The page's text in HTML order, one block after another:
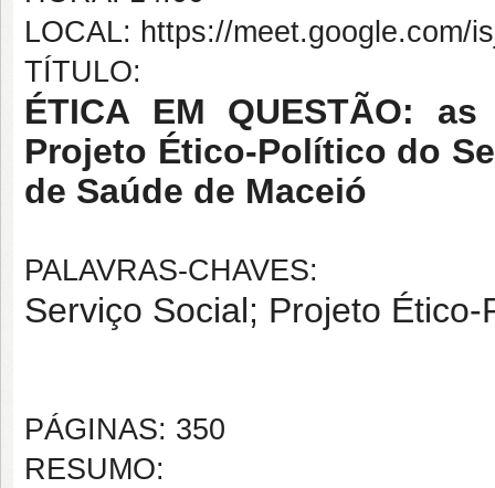
LOCAL: https://meet.google.com/
TÍTULO:
ÉTICA EM QUESTÃO: as
Projeto Ético-Político do
de Saúde de Maceió
PALAVRAS-CHAVES:
Serviço Social; Projeto
PÁGINAS: 350
RESUMO: